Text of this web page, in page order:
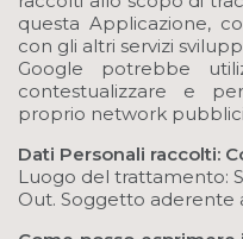
questa Applicazione,
con gli altri servizi
Google potrebbe
contestualizzare e
proprio network
Dati Personali raccolti:
Luogo del trattamento:
Out. Soggetto aderente